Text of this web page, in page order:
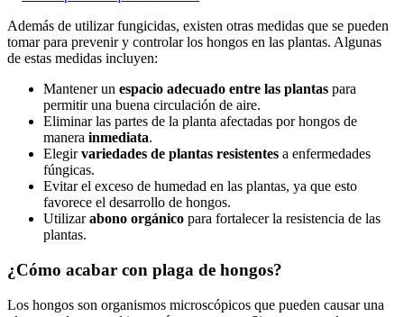
Además de utilizar fungicidas, existen otras medidas que se pueden
tomar para prevenir y controlar los hongos en las plantas. Algunas
de estas medidas incluyen:
Mantener un espacio adecuado entre las plantas para
permitir una buena circulación de aire.
Eliminar las partes de la planta afectadas por hongos de
manera inmediata.
Elegirvariedades de plantas resistentes a enfermedades
fúngicas.
Evitar el exceso de humedad en las plantas, ya que esto
favorece el desarrollo de hongos.
Utilizarabono orgánico para fortalecer la resistencia de las
plantas.
¿Cómo acabar con plaga de hongos?
Los hongos son organismos microscópicos que pueden causar una